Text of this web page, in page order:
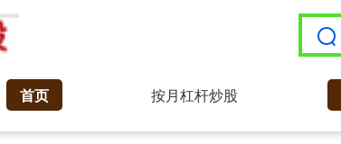
首页 按月杠杆炒股